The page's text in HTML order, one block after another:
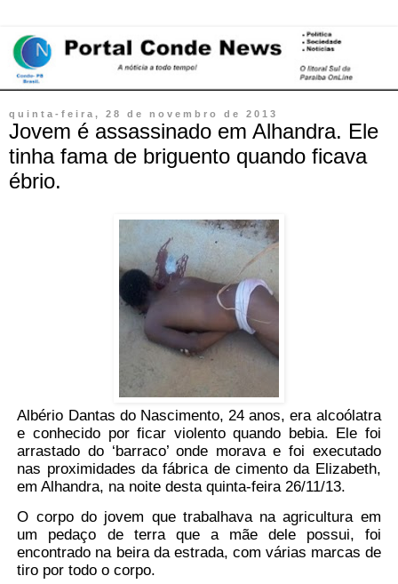
quinta-feira, 28 de novembro de 2013
Jovem é assassinado em Alhandra. Ele
tinha fama de briguento quando ficava
ébrio.
Albério Dantas do Nascimento, 24 anos, era alcoólatra
e conhecido por ficar violento quando bebia. Ele foi
arrastado do ‘barraco’ onde morava e foi executado
nas proximidades da fábrica de cimento da Elizabeth,
em Alhandra, na noite desta quinta-feira 26/11/13.
O corpo do jovem que trabalhava na agricultura em
um pedaço de terra que a mãe dele possui, foi
encontrado na beira da estrada, com várias marcas de
tiro por todo o corpo.